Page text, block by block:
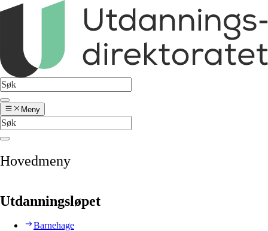
Meny
Hovedmeny
Utdanningsløpet
Barnehage